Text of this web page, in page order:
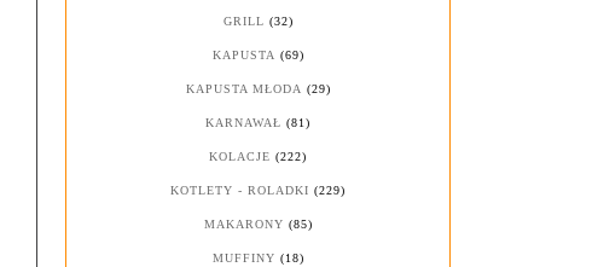
GRILL (32)
KAPUSTA (69)
KAPUSTA MŁODA (29)
KARNAWAŁ (81)
KOLACJE (222)
KOTLETY - ROLADKI (229)
MAKARONY (85)
MUFFINY (18)